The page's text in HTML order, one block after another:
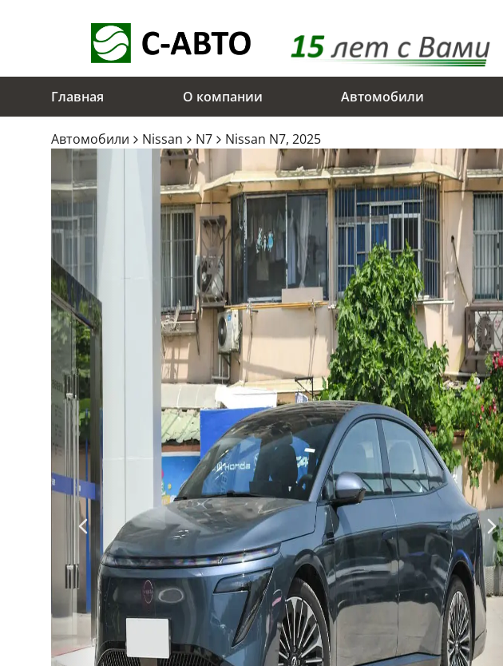
Главная О компании Автомобили
Aвтомобили Nissan N7 Nissan N7, 2025